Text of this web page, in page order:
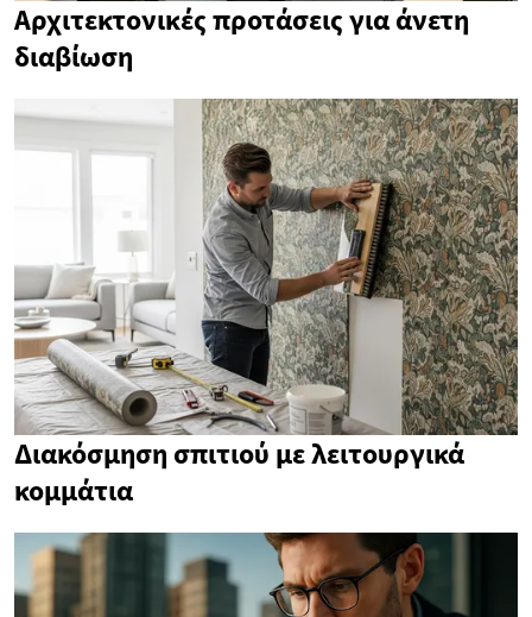
Αρχιτεκτονικές προτάσεις για άνετη
διαβίωση
Διακόσμηση σπιτιού με λειτουργικά
κομμάτια